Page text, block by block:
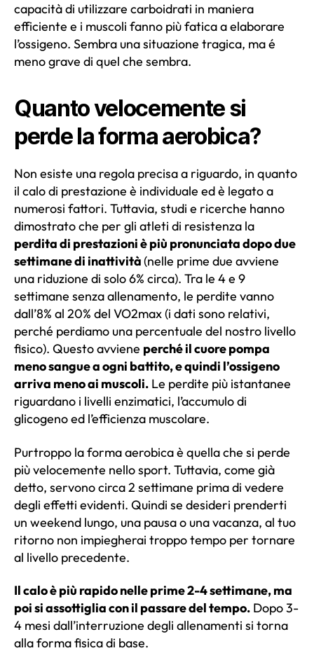
capacità di utilizzare carboidrati in maniera
efficiente e i muscoli fanno più fatica a elaborare
l’ossigeno. Sembra una situazione tragica, ma é
meno grave di quel che sembra.
Quanto velocemente si
perde la forma aerobica?
Non esiste una regola precisa a riguardo, in quanto
il calo di prestazione è individuale ed è legato a
numerosi fattori. Tuttavia, studi e ricerche hanno
dimostrato che per gli atleti di resistenza la
perdita di prestazioni è più pronunciata dopo due
settimane di inattività(nelle prime due avviene
una riduzione di solo 6% circa). Tra le 4 e 9
settimane senza allenamento, le perdite vanno
dall’8% al 20% del VO2max (i dati sono relativi,
perché perdiamo una percentuale del nostro livello
fisico). Questo avviene perché il cuore pompa
meno sangue a ogni battito, e quindi l’ossigeno
arriva meno ai muscoli. Le perdite più istantanee
riguardano i livelli enzimatici, l’accumulo di
glicogeno ed l’efficienza muscolare.
Purtroppo la forma aerobica è quella che si perde
più velocemente nello sport. Tuttavia, come già
detto, servono circa 2 settimane prima di vedere
degli effetti evidenti. Quindi se desideri prenderti
un weekend lungo, una pausa o una vacanza, al tuo
ritorno non impiegherai troppo tempo per tornare
al livello precedente.
Il calo è più rapido nelle prime 2-4 settimane, ma
poi si assottiglia con il passare del tempo. Dopo 3-
4 mesi dall’interruzione degli allenamenti si torna
alla forma fisica di base.